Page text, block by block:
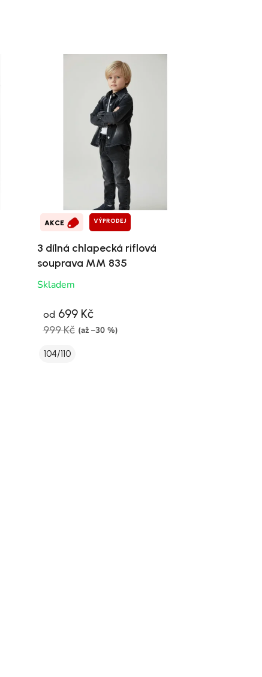
AKCE VÝPRODEJ
3 dílná chlapecká riflová
souprava MM 835
Skladem
od 699 Kč
999 Kč (až –30 %)
104/110